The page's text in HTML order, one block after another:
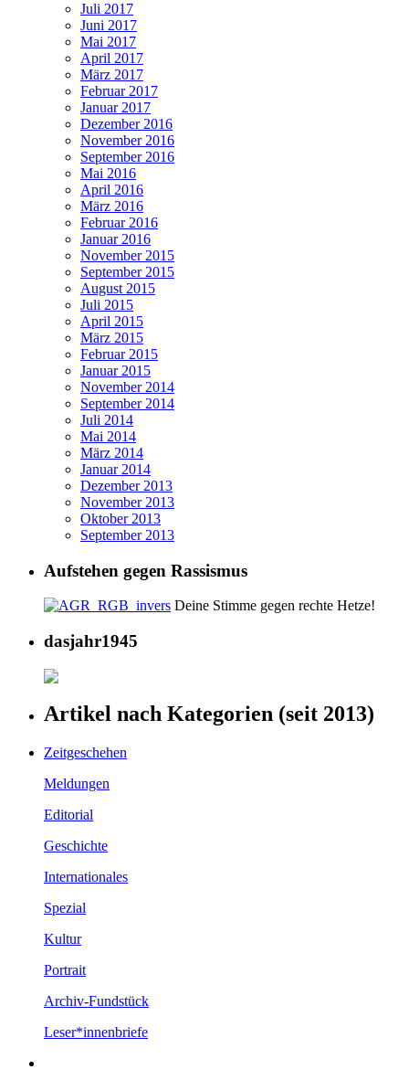
Juli 2017
Juni 2017
Mai 2017
April 2017
März 2017
Februar 2017
Januar 2017
Dezember 2016
November 2016
September 2016
Mai 2016
April 2016
März 2016
Februar 2016
Januar 2016
November 2015
September 2015
August 2015
Juli 2015
April 2015
März 2015
Februar 2015
Januar 2015
November 2014
September 2014
Juli 2014
Mai 2014
März 2014
Januar 2014
Dezember 2013
November 2013
Oktober 2013
September 2013
Aufstehen gegen Rassismus
Deine Stimme gegen rechte Hetze!
dasjahr1945
Artikel nach Kategorien (seit 2013)
Zeitgeschehen
Meldungen
Editorial
Geschichte
Internationales
Spezial
Kultur
Portrait
Archiv-Fundstück
Leser*innenbriefe